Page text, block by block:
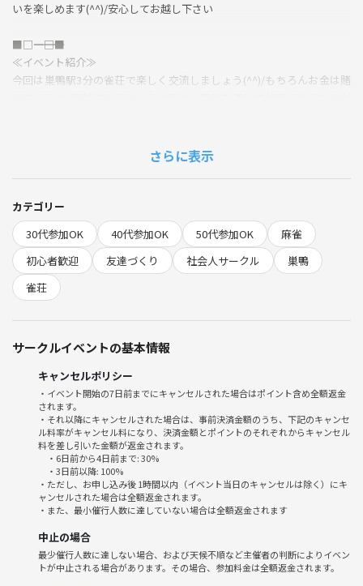
いを楽しめます(^^)/安心してお越し下さい
■□――――――――――□■
≪イベント紹介≫
今回は巣鴨駅3分の雀荘で楽しく交流しましょう(^^)/もちろんお金は賭
━━━━━━━━━━━━━━
≪イベント詳細≫
｟日時｠6/15(日)13:00～18:00
｟集合時間｠ 12:50～12:55
｟場所｠麻雀クラブITSUMO
豊島区巣鴨２丁目９−５ 若杉ビル ６F
※「内田」で9名で予約しています
｟人数｠9名 最小5名
※長丁場ですので、途中参加退室全然OKです😄
🚭禁煙です
🚭室内は加熱式タバコはOKですが、当サークルの参加者の方は禁煙で
お願いします。加熱式タバコは紙タバコより匂いは抑えられています
が、場所によっては若干タバコの匂いがするかもしれません。できるだ
けタバコの匂いから遠いお席にすることはできますので、ご希望がござ
✳️当日のお支払いはございません。
さらに表示
カテゴリー
30代参加OK
40代参加OK 50代参加OK
麻雀
初心者歓迎
友達づくり 社会人サークル
巣鴨
雀荘
サークルイベントの基本情報
キャンセルポリシー
・イベント開始の7日前までにキャンセルされた場合はポイント含め全額返金
されます。
・それ以降にキャンセルされた場合は、事前決済金額のうち、下記のキャンセ
ル料率がキャンセル料になり、決済金額とポイントのそれぞれからキャンセル
料を差し引いた金額が返金されます。
・6日前から4日前まで: 30%
・3日前以降: 100%
・ただし、お申し込み後 1時間以内（イベント当日のキャンセルは除く）にキ
ャンセルされた場合は全額返金されます。
・また、最小催行人数に達していない場合は全額返金されます
中止の場合
最少催行人数に達しない場合、および天候不順など主催者の判断によりイベン
トが中止される場合があります。その場合、参加料金は全額返金されます。